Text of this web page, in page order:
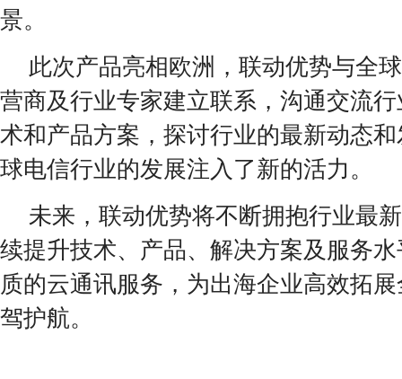
景。
此次产品亮相欧洲，联动优势与全
营商及行业专家建立联系，沟通交流
术和产品方案，探讨行业的最新动态
球电信行业的发展注入了新的活力。
未来，联动优势将不断拥抱行业最
续提升技术、产品、解决方案及服务
质的云通讯服务，为出海企业高效拓
驾护航。